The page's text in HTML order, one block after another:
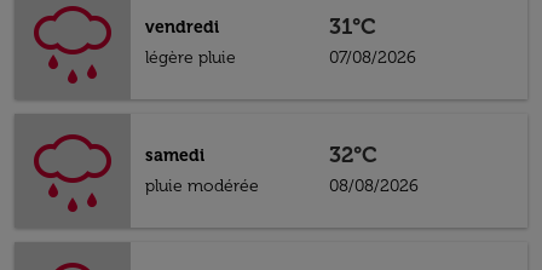
vendredi
légère pluie
31°C
07/08/2026
samedi
pluie modérée
32°C
08/08/2026